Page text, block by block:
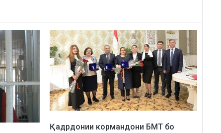
Қадрдонии кормандони БМТ бо